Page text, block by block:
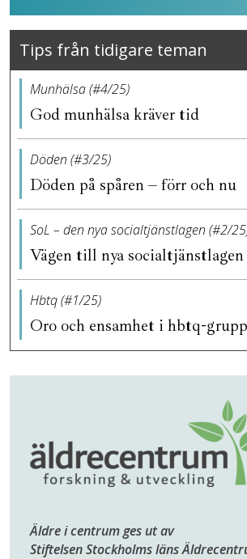
Tips från tidigare teman
Munhälsa (#4/25)
God munhälsa kräver tid
Döden (#3/25)
Döden på spåren – förr och nu
SoL – den nya socialtjänstlagen (#2/
Vägen till nya socialtjänstlagen
Hbtq (#1/25)
Oro och ensamhet i hbtq-
Äldre i centrum ges ut av
Stiftelsen Stockholms läns